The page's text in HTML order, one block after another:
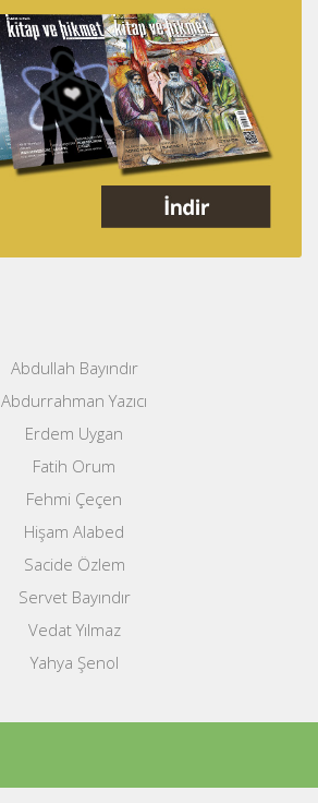
Abdullah Bayındır
Abdurrahman Yazıcı
Erdem Uygan
Fatih Orum
Fehmi Çeçen
Hişam Alabed
Sacide Özlem
Servet Bayındır
Vedat Yılmaz
Yahya Şenol